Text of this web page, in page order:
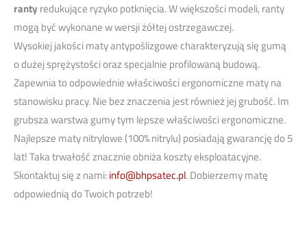
ranty redukujące ryzyko potknięcia. W większości modeli, ranty
mogą być wykonane w wersji żółtej ostrzegawczej.
Wysokiej jakości maty antypoślizgowe charakteryzują się gumą
o dużej sprężystości oraz specjalnie profilowaną budową.
Zapewnia to odpowiednie właściwości ergonomiczne maty na
stanowisku pracy. Nie bez znaczenia jest również jej grubość. Im
grubsza warstwa gumy tym lepsze właściwości ergonomiczne.
Najlepsze maty nitrylowe (100% nitrylu) posiadają gwarancję do 5
lat! Taka trwałość znacznie obniża koszty eksploatacyjne.
Skontaktuj się z nami:info@bhpsatec.pl. Dobierzemy matę
odpowiednią do Twoich potrzeb!